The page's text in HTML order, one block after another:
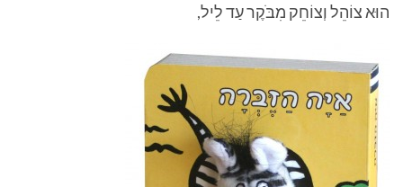
הוּא צוֹהֵל וְצוֹחֵק מִבֹּקֶר עַד לֵיל,